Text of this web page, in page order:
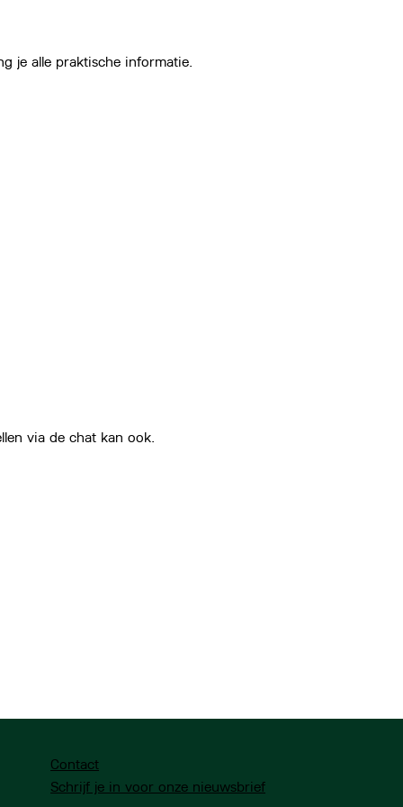
je alle praktische informatie.
via de chat kan ook.
Contact
Schrijf je in voor onze nieuwsbrief